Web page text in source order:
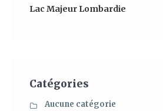
Lac Majeur Lombardie
Catégories
Aucune catégorie